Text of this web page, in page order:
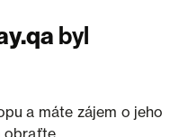
byl
a máte zájem o jeho
obraťte.